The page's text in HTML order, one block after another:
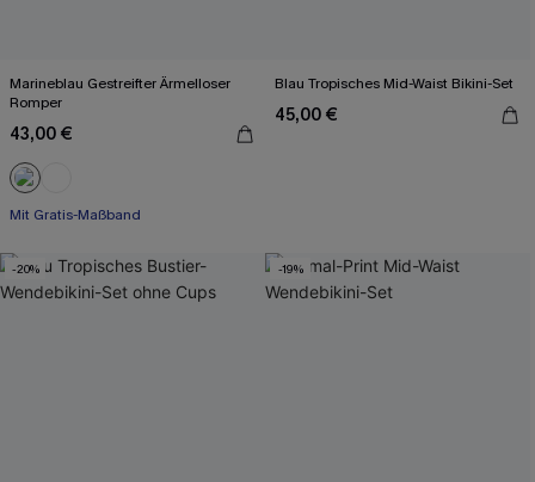
Marineblau Gestreifter Ärmelloser
Romper
43,00 €
Mit Gratis-Maßband
Weites Bein
Blau Tropisches Mid-Waist Bikini-Set
45,00 €
-20% -19%